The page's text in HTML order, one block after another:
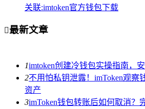
关联:imtoken官方钱包下载
最新文章
1imtoken创建冷钱包实操指南，
2不用怕私钥泄露！imToken观察
资产
3imToken钱包转账后如何取消？